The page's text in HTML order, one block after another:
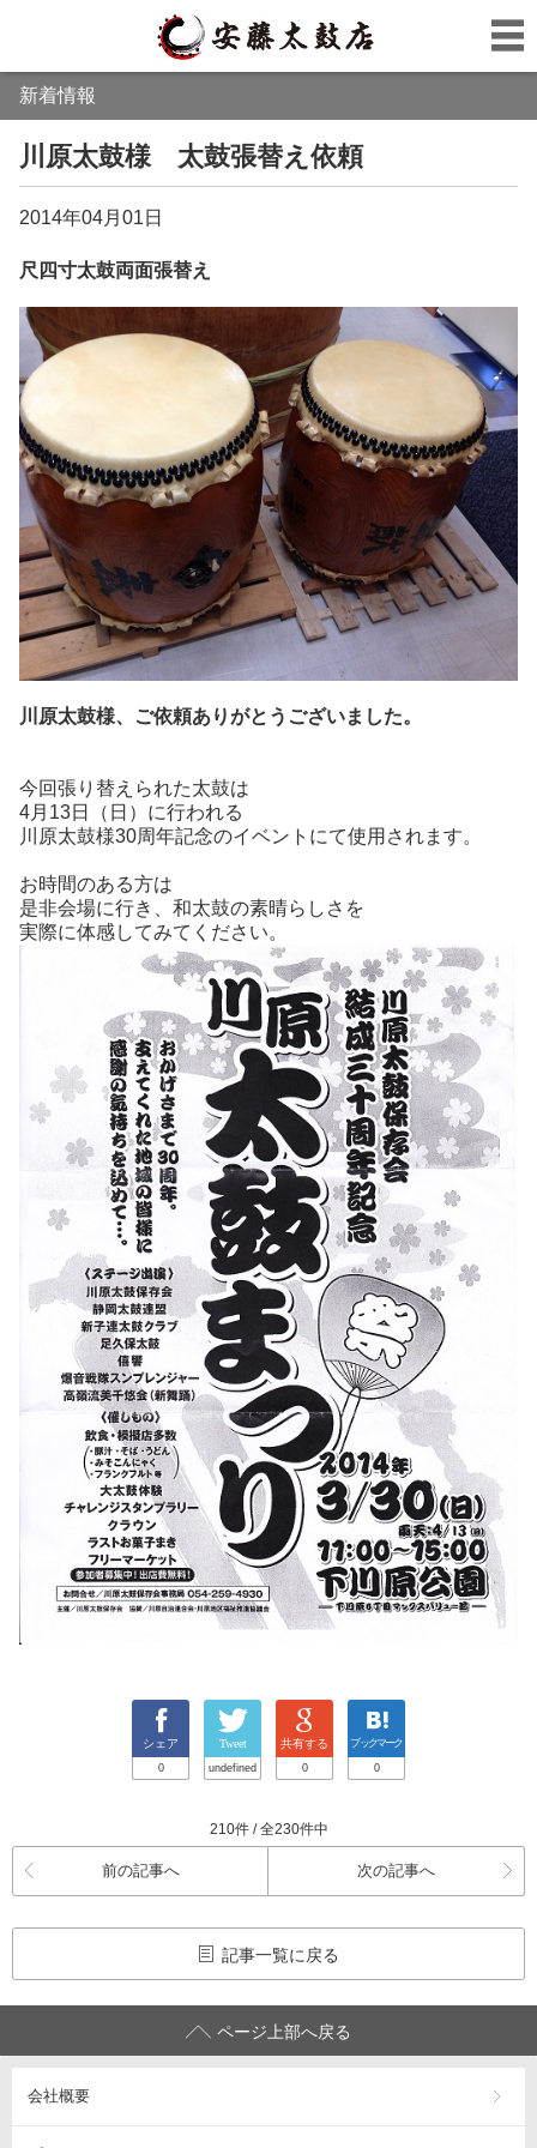
新着情報
川原太鼓様 太鼓張替え依頼
2014年04月01日
尺四寸太鼓両面張替え
川原太鼓様、ご依頼ありがとうございました。
今回張り替えられた太鼓は
4月13日（日）に行われる
川原太鼓様30周年記念のイベントにて使用されます。
お時間のある方は
是非会場に行き、和太鼓の素晴らしさを
実際に体感してみてください。
シェア
0
Tweet
undefined
共有する
0
ブックマーク
0
210件 / 全230件中
前の記事へ 次の記事へ
記事一覧に戻る
ページ上部へ戻る
会社概要